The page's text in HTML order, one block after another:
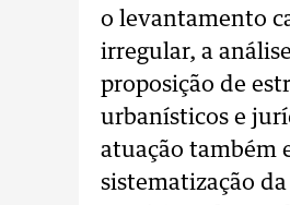
o levantamento
irregular, a
proposição de
urbanísticos e
atuação também
sistematização